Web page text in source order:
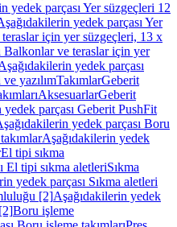
yedek parçası Yer süzgeçleri 12
yedek parçası Yer
için yer süzgeçleri, 13 x
Balkonlar ve teraslar için yer
yedek parçası
yazılımTakımlarGeberit
AksesuarlarGeberit
parçası Geberit PushFit
yedek parçası Boru
Aşağıdakilerin yedek
El tipi sıkma
El tipi sıkma aletleriSıkma
yedek parçası Sıkma aletleri
[2]Aşağıdakilerin yedek
Boru işleme